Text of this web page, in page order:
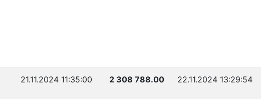
21.11.2024 11:35:00 2 308 788.00 22.11.2024 13:29:54